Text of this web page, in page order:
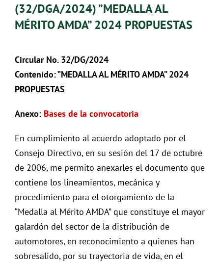
(32/DGA/2024) ”MEDALLA AL
MÉRITO AMDA” 2024 PROPUESTAS
Circular No. 32/DG/2024
Contenido: ”MEDALLA AL MÉRITO AMDA” 2024
PROPUESTAS
Anexo: Bases de la convocatoria
En cumplimiento al acuerdo adoptado por el
Consejo Directivo, en su sesión del 17 de octubre
de 2006, me permito anexarles el documento que
contiene los lineamientos, mecánica y
procedimiento para el otorgamiento de la
“Medalla al Mérito AMDA” que constituye el mayor
galardón del sector de la distribución de
automotores, en reconocimiento a quienes han
sobresalido, por su trayectoria de vida, en el